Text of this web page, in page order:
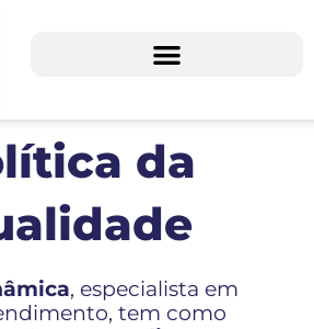
da
, especialista em
tem como